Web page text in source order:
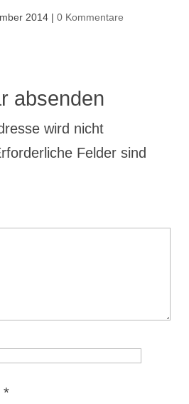
2014| 0 Kommentare
absenden
wird nicht
Felder sind
*